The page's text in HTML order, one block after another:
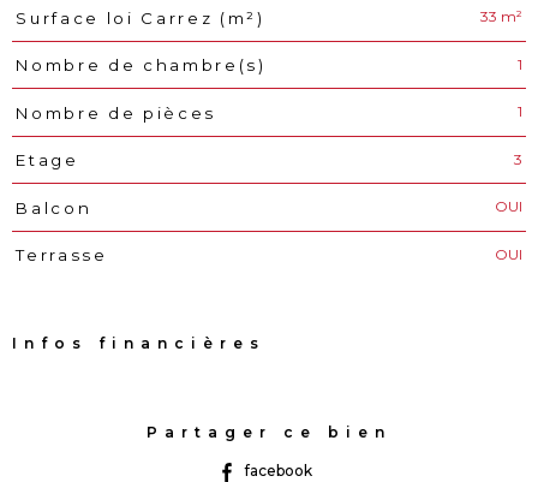
Surface loi Carrez (m²) 33 m²
Nombre de chambre(s) 1
Nombre de pièces 1
Etage 3
Balcon OUI
Terrasse OUI
Infos financières
Partager ce bien
facebook